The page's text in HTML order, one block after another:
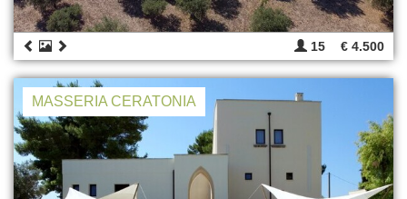
15 € 4.500
MASSERIA CERATONIA